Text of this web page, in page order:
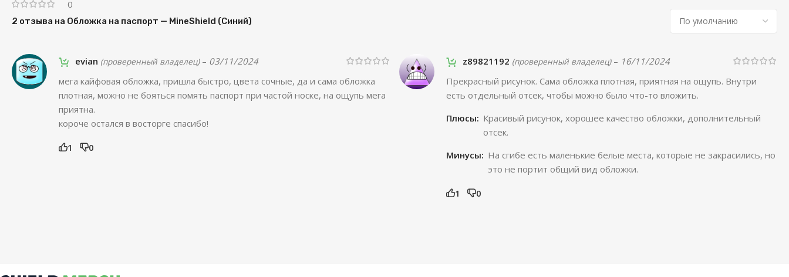
0
2 отзыва на Обложка на паспорт — MineShield (Синий)
evian (проверенный владелец) – 03/11/2024
мега кайфовая обложка, пришла быстро, цвета сочные, да и сама обложка
плотная, можно не бояться помять паспорт при частой носке, на ощупь мега
приятна.
короче остался в восторге спасибо!
1 0
z89821192 (проверенный владелец) – 16/11/2024
Прекрасный рисунок. Сама обложка плотная, приятная на ощупь. Внутри
есть отдельный отсек, чтобы можно было что-то вложить.
Плюсы: Красивый рисунок, хорошее качество обложки, дополнительный
отсек.
Минусы: На сгибе есть маленькие белые места, которые не закрасились, но
это не портит общий вид обложки.
1 0